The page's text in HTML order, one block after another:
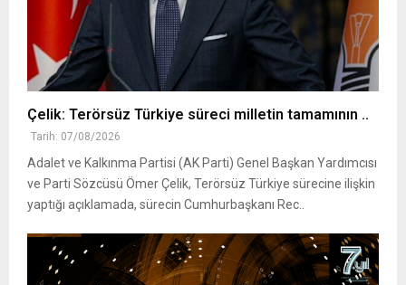
Çelik: Terörsüz Türkiye süreci milletin tamamının ..
Tarih: 07/08/2026
Adalet ve Kalkınma Partisi (AK Parti) Genel Başkan Yardımcısı
ve Parti Sözcüsü Ömer Çelik, Terörsüz Türkiye sürecine ilişkin
yaptığı açıklamada, sürecin Cumhurbaşkanı Rec..